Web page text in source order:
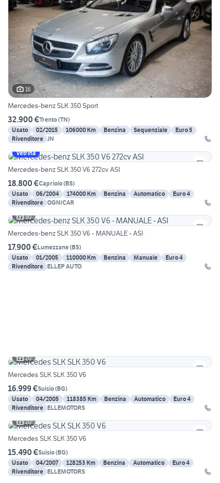
16
Mercedes-benz SLK 350 Sport
32.900 €Trento(TN)
Usato
02/2015 106000 Km Benzina Sequenziale
Euro 5
Rivenditore JN
Vetrina
Mercedes-benz SLK 350 V6 272cv ASI
18.800 €Capriolo(BS)
Usato
06/2004 174000 Km Benzina Automatico
Euro 4
Rivenditore OGNICAR
30
Mercedes-benz SLK 350 V6 - MANUALE - ASI
17.900 €Lumezzane(BS)
Usato
01/2005 110000 Km Benzina Manuale
Euro 4
Rivenditore ELLEP AUTO
20
Mercedes SLK SLK 350 V6
16.999 €Suisio(BG)
Usato
04/2005 118385 Km Benzina Automatico
Euro 4
Rivenditore ELLEMOTORS
20
Mercedes SLK SLK 350 V6
15.490 €Suisio(BG)
Usato
04/2007 128253 Km Benzina Automatico
Euro 4
Rivenditore ELLEMOTORS